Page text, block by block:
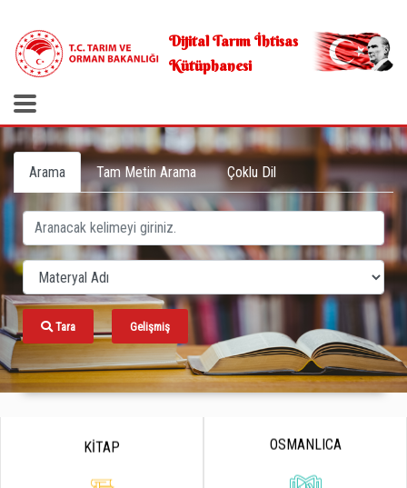
Dijital Tarım İhtisas
Kütüphanesi
Arama Tam Metin Arama Çoklu Dil
Tara Gelişmiş
KİTAP OSMANLICA